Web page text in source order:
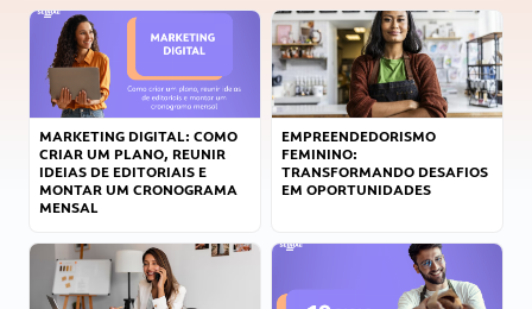
MARKETING DIGITAL: COMO
CRIAR UM PLANO, REUNIR
IDEIAS DE EDITORIAIS E
MONTAR UM CRONOGRAMA
MENSAL
EMPREENDEDORISMO
FEMININO:
TRANSFORMANDO DESAFIOS
EM OPORTUNIDADES